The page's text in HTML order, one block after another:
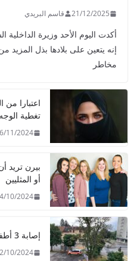
21/12/2025 قاسم البريدي
أكدت اليوم الأحد وزيرة الداخلية
إنه يتعين على بلادها بذل المزيد
مخاطر
اعتبارا من
تغطية
11/2024
بيرن تريد
أو المثليين
10/2024
إصابة 3 أطفال في حادث طعن بزيورخ
10/2024